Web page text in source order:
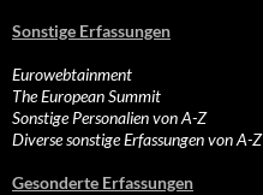
Sonstige Erfassungen
Eurowebtainment
The European Summit
Sonstige Personalien von A-Z
Diverse sonstige Erfassungen von A-Z
Gesonderte Erfassungen